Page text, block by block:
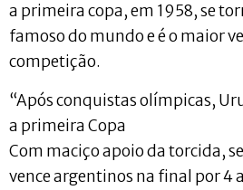
a primeira copa, em 1958, se
famoso do mundo e é o maior
competição.
“Após conquistas olímpicas,
a primeira Copa
Com maciço apoio da torcida,
vence argentinos na final por 4